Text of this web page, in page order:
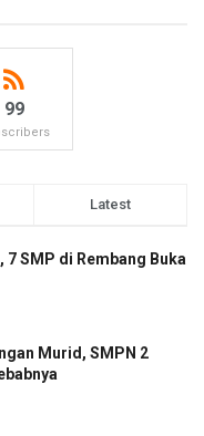
99
Latest
7 SMP di Rembang Buka
Murid, SMPN 2